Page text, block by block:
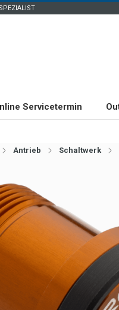
Servicetermin
Antrieb Schaltwerk